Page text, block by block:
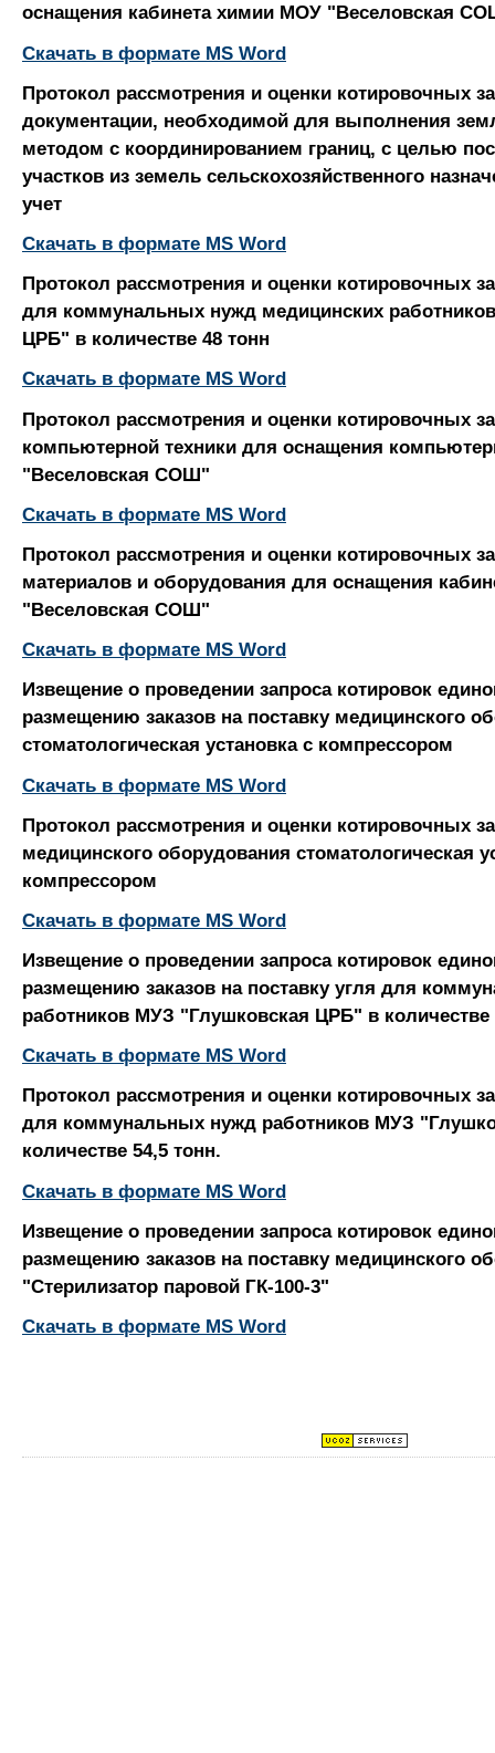
оснащения кабинета химии МОУ "Веселовская
Скачать в формате MS Word
Протокол рассмотрения и оценки котировочных
документации, необходимой для выполнения
методом с координированием границ, с целью
участков из земель сельскохозяйственного
учет
Скачать в формате MS Word
Протокол рассмотрения и оценки котировочных
для коммунальных нужд медицинских
ЦРБ" в количестве 48 тонн
Скачать в формате MS Word
Протокол рассмотрения и оценки котировочных
компьютерной техники для оснащения
"Веселовская СОШ"
Скачать в формате MS Word
Протокол рассмотрения и оценки котировочных
материалов и оборудования для оснащения
"Веселовская СОШ"
Скачать в формате MS Word
Извещение о проведении запроса котировок
размещению заказов на поставку медицинского
стоматологическая установка с компрессором
Скачать в формате MS Word
Протокол рассмотрения и оценки котировочных
медицинского оборудования стоматологическая
компрессором
Скачать в формате MS Word
Извещение о проведении запроса котировок
размещению заказов на поставку угля для
работников МУЗ "Глушковская ЦРБ" в количестве
Скачать в формате MS Word
Протокол рассмотрения и оценки котировочных
для коммунальных нужд работников МУЗ
количестве 54,5 тонн.
Скачать в формате MS Word
Извещение о проведении запроса котировок
размещению заказов на поставку медицинского
"Стерилизатор паровой ГК-100-3"
Скачать в формате MS Word